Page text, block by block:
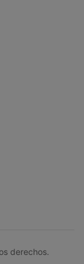
derechos.